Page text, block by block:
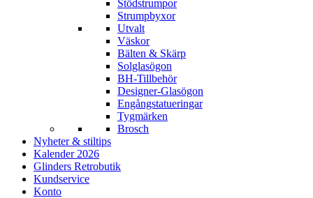
Stödstrumpor
Strumpbyxor
Utvalt
Väskor
Bälten & Skärp
Solglasögon
BH-Tillbehör
Designer-Glasögon
Engångstatueringar
Tygmärken
Brosch
Nyheter & stiltips
Kalender 2026
Glinders Retrobutik
Kundservice
Konto